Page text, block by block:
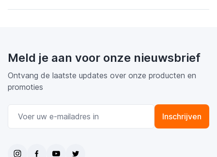
Meld je aan voor onze nieuwsbrief
Ontvang de laatste updates over onze producten en
promoties
Inschrijven